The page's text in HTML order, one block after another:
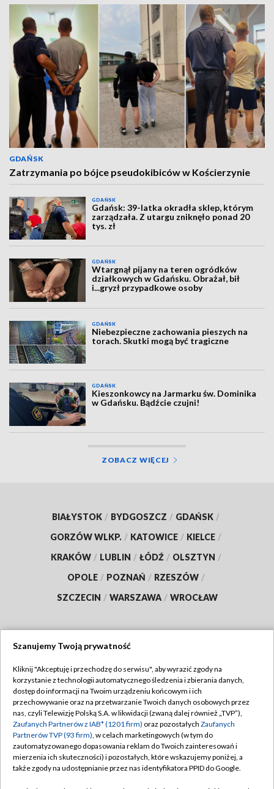
GDAŃSK
Zatrzymania po bójce pseudokibiców w Kościerzynie
GDAŃSK
Gdańsk: 39-latka okradła sklep, którym
zarządzała. Z utargu zniknęło ponad 20
tys. zł
GDAŃSK
Wtargnął pijany na teren ogródków
działkowych w Gdańsku. Obrażał, bił
i...gryzł przypadkowe osoby
GDAŃSK
Niebezpieczne zachowania pieszych na
torach. Skutki mogą być tragiczne
GDAŃSK
Kieszonkowcy na Jarmarku św. Dominika
w Gdańsku. Bądźcie czujni!
ZOBACZ WIĘCEJ
BIAŁYSTOK / BYDGOSZCZ / GDAŃSK /
GORZÓW WLKP. / KATOWICE / KIELCE /
KRAKÓW / LUBLIN / ŁÓDŹ / OLSZTYN /
OPOLE / POZNAŃ / RZESZÓW /
SZCZECIN / WARSZAWA / WROCŁAW
TVP
Abonament TVP
Emisja w TVP
Centrum informacji TVP
Naziemna Telewizja Cyfrowa
Regulamin TVP
Polityka prywatności
Moje zgody
Pomoc
Szanujemy Twoją prywatność
Kliknij "Akceptuję i przechodzę do serwisu", aby wyrazić zgody na
korzystanie z technologii automatycznego śledzenia i zbierania danych,
dostęp do informacji na Twoim urządzeniu końcowym i ich
przechowywanie oraz na przetwarzanie Twoich danych osobowych przez
nas, czyli Telewizję Polską S.A. w likwidacji (zwaną dalej również „TVP”),
Zaufanych Partnerów z IAB* (1201 firm) oraz pozostałych Zaufanych
Partnerów TVP (93 firm), w celach marketingowych (w tym do
zautomatyzowanego dopasowania reklam do Twoich zainteresowań i
mierzenia ich skuteczności) i pozostałych, które wskazujemy poniżej, a
także zgody na udostępnianie przez nas identyfikatora PPID do Google.